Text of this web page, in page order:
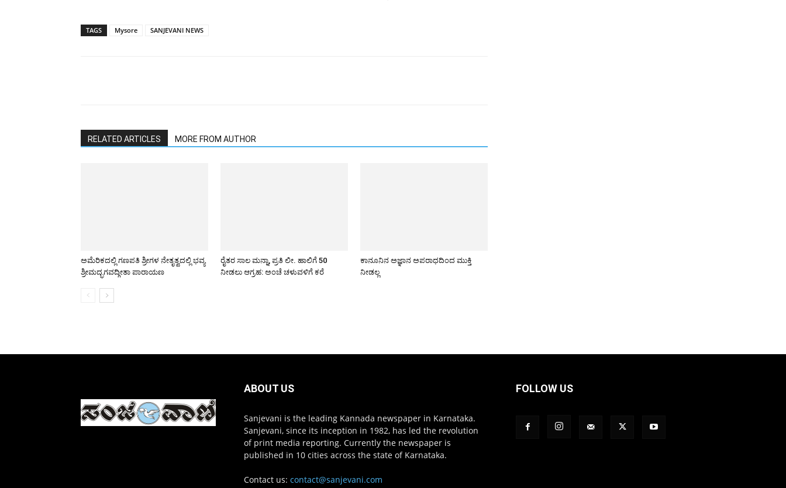
TAGS Mysore SANJEVANI NEWS
RELATED ARTICLES MORE FROM AUTHOR
ಅಮೆರಿಕದಲ್ಲಿ ಗಣಪತಿ ಶ್ರೀಗಳ ನೇತೃತ್ವದಲ್ಲಿ ಭವ್ಯ
ಶ್ರೀಮದ್ಭಗವದ್ಗೀತಾ ಪಾರಾಯಣ
ರೈತರ ಸಾಲ ಮನ್ನಾ, ಪ್ರತಿ ಲೀ. ಹಾಲಿಗೆ 50
ನೀಡಲು ಆಗ್ರಹ: ಅಂಚೆ ಚಳುವಳಿಗೆ ಕರೆ
ಕಾನೂನಿನ ಅಜ್ಞಾನ ಅಪರಾಧದಿಂದ ಮುಕ್ತಿ
ನೀಡಲ್ಲ
ABOUT US
Sanjevani is the leading Kannada newspaper in Karnataka.
Sanjevani, since its inception in 1982, has led the revolution
of print media reporting. Currently the newspaper is
published in 10 cities across the state of Karnataka.
Contact us: contact@sanjevani.com
FOLLOW US